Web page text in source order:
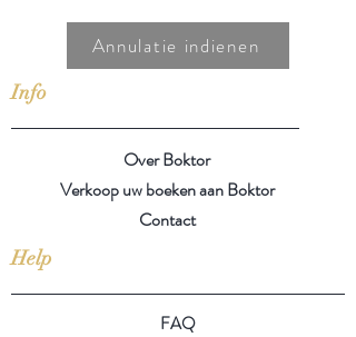
Annulatie indienen
Info
Over Boktor
Verkoop uw boeken aan Boktor
Contact
Help
FAQ